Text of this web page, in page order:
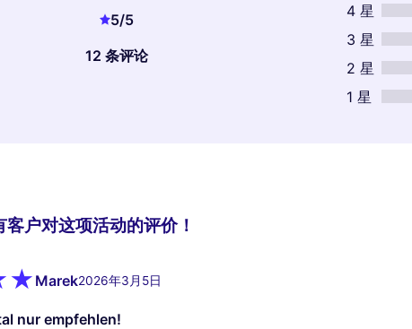
5/5
12 条评论
4 星
3 星
2 星
1 星
户对这项活动的评价！
Marek2026年3月5日
nur empfehlen!